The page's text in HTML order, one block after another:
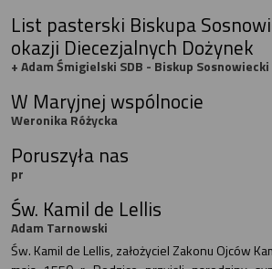
List pasterski Biskupa
okazji Diecezjalnych Dożynek
+ Adam Śmigielski SDB - Biskup Sosnowiecki
W Maryjnej wspólnocie
Weronika Różycka
Poruszyła nas
pr
Św. Kamil de Lellis
Adam Tarnowski
Św. Kamil de Lellis, założyciel Zakonu Ojców